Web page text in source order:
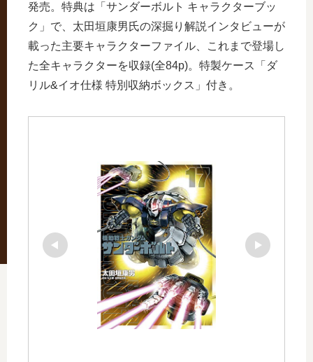
発売。特典は「サンダーボルト キャラクターブッ
ク」で、太田垣康男氏の深掘り解説インタビューが
載った主要キャラクターファイル、これまで登場し
た全キャラクターを収録(全84p)。特製ケース「ダ
リル&イオ仕様 特別収納ボックス」付き。